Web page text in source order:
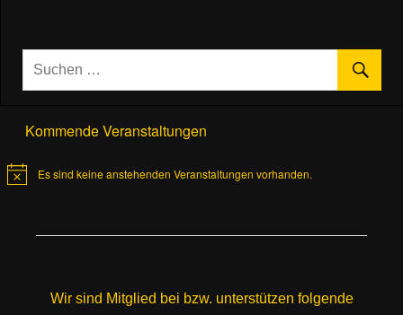
Kommende Veranstaltungen
HinweisEs sind keine anstehenden Veranstaltungen vorhanden.
Wir sind Mitglied bei bzw. unterstützen folgende